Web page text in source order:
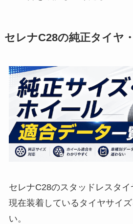
セレナC28の純正タイヤ
セレナC28のスタッドレスタイ
現在装着しているタイヤサイ
い。